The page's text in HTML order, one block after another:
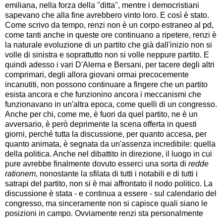
emiliana, nella forza della "ditta", mentre i democristiani
sapevano che alla fine avrebbero vinto loro. E così è stato.
Come scrivo da tempo, renzi non è un corpo estraneo al pd,
come tanti anche in queste ore continuano a ripetere, renzi è
la naturale evoluzione di un partito che già dall'inizio non si
volle di sinistra e soprattutto non si volle neppure partito. E
quindi adesso i vari D'Alema e Bersani, per tacere degli altri
comprimari, degli allora giovani ormai precocemente
incanutiti, non possono continuare a fingere che un partito
esista ancora e che funzionino ancora i meccanismi che
funzionavano in un'altra epoca, come quelli di un congresso.
Anche per chi, come me, è fuori da quel partito, ne è un
avversario, è però deprimente la scena offerta in questi
giorni, perché tutta la discussione, per quanto accesa, per
quanto animata, è segnata da un'assenza incredibile: quella
della politica. Anche nel dibattito in direzione, il luogo in cui
pure avrebbe finalmente dovuto esserci una sorta di redde
rationem, nonostante la sfilata di tutti i notabili e di tutti i
satrapi del partito, non si è mai affrontato il nodo politico. La
discussione è stata - e continua a essere - sul calendario del
congresso, ma sinceramente non si capisce quali siano le
posizioni in campo. Ovviamente renzi sta personalmente